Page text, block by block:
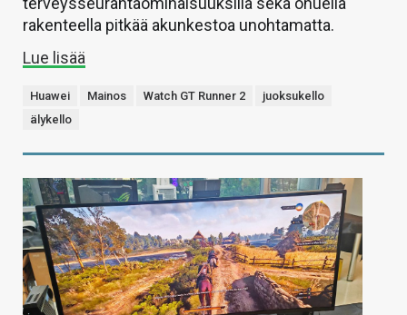
rakenteella pitkää akunkestoa unohtamatta.
Lue lisää
Huawei Mainos Watch GT Runner 2
juoksukello
älykello